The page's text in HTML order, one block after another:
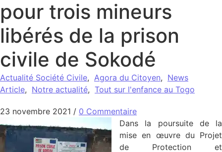
pour trois mineurs
libérés de la prison
civile de Sokodé
Actualité Société Civile, Agora du Citoyen, News
Article, Notre actualité, Tout sur l'enfance au Togo
23 novembre 2021 / 0 Commentaire
Dans la poursuite de la
mise en œuvre du Projet
de Protection et